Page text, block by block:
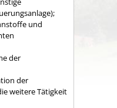
und
der
der
weitere Tätigkeit